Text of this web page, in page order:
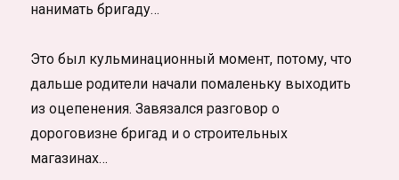
нанимать бригаду…
Это был кульминационный момент, потому, что
дальше родители начали помаленьку выходить
из оцепенения. Завязался разговор о
дороговизне бригад и о строительных
магазинах…